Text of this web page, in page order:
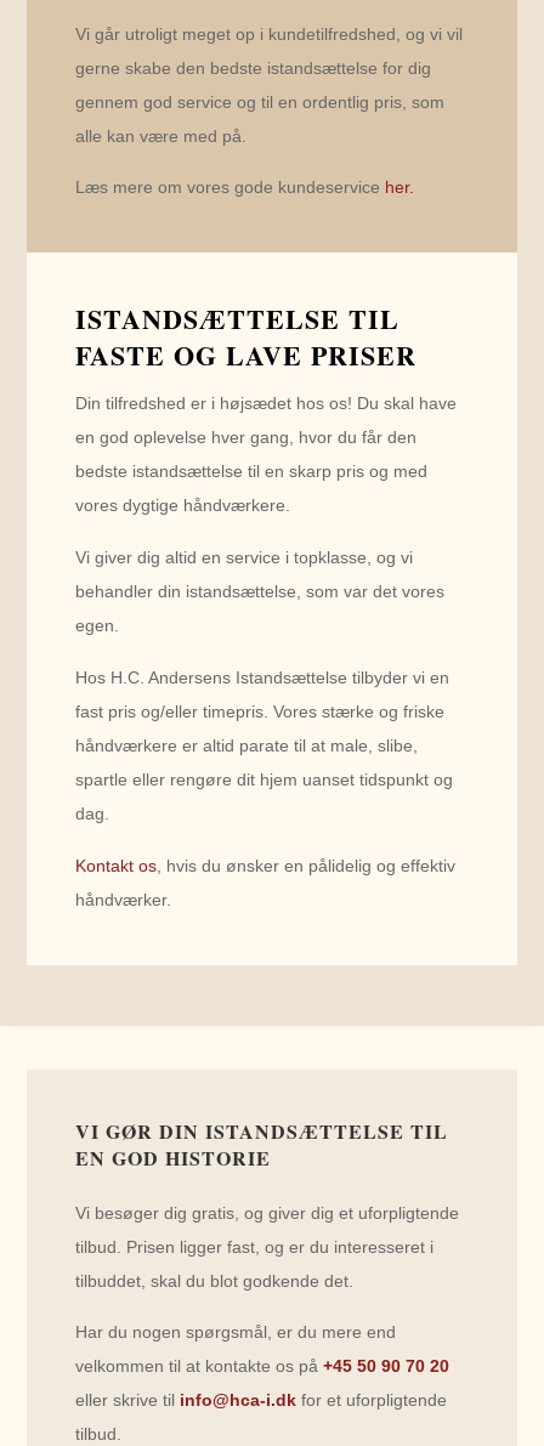
Vi går utroligt meget op i kundetilfredshed, og vi vil
gerne skabe den bedste istandsættelse for dig
gennem god service og til en ordentlig pris, som
alle kan være med på.
Læs mere om vores gode kundeservice her.
ISTANDSÆTTELSE TIL
FASTE OG LAVE PRISER
Din tilfredshed er i højsædet hos os! Du skal have
en god oplevelse hver gang, hvor du får den
bedste istandsættelse til en skarp pris og med
vores dygtige håndværkere.
Vi giver dig altid en service i topklasse, og vi
behandler din istandsættelse, som var det vores
egen.
Hos H.C. Andersens Istandsættelse tilbyder vi en
fast pris og/eller timepris. Vores stærke og friske
håndværkere er altid parate til at male, slibe,
spartle eller rengøre dit hjem uanset tidspunkt og
dag.
Kontakt os, hvis du ønsker en pålidelig og effektiv
håndværker.
VI GØR DIN ISTANDSÆTTELSE TIL
EN GOD HISTORIE
Vi besøger dig gratis, og giver dig et uforpligtende
tilbud. Prisen ligger fast, og er du interesseret i
tilbuddet, skal du blot godkende det.
Har du nogen spørgsmål, er du mere end
velkommen til at kontakte os på+45 50 90 70 20
eller skrive til info@hca-i.dk for et uforpligtende
tilbud.